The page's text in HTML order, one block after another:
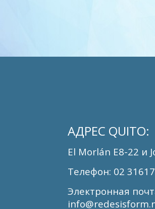
АДРЕС QUITO:
El Morlán E8-22 и
Телефон: 02
Электронная